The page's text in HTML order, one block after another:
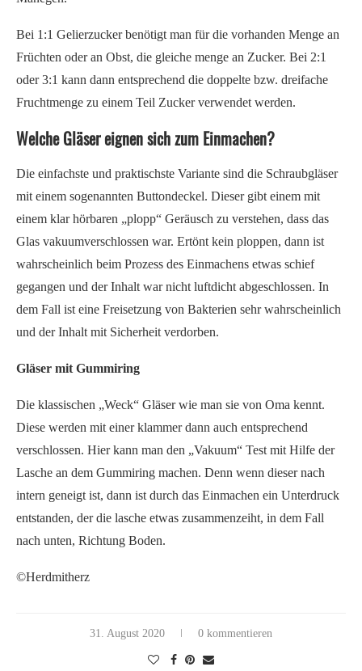
Bei 1:1 Gelierzucker benötigt man für die vorhanden Menge an
Früchten oder an Obst, die gleiche menge an Zucker. Bei 2:1
oder 3:1 kann dann entsprechend die doppelte bzw. dreifache
Fruchtmenge zu einem Teil Zucker verwendet werden.
Welche Gläser eignen sich zum Einmachen?
Die einfachste und praktischste Variante sind die Schraubgläser
mit einem sogenannten Buttondeckel. Dieser gibt einem mit
einem klar hörbaren „plopp“ Geräusch zu verstehen, dass das
Glas vakuumverschlossen war. Ertönt kein ploppen, dann ist
wahrscheinlich beim Prozess des Einmachens etwas schief
gegangen und der Inhalt war nicht luftdicht abgeschlossen. In
dem Fall ist eine Freisetzung von Bakterien sehr wahrscheinlich
und der Inhalt mit Sicherheit verdorben.
Gläser mit Gummiring
Die klassischen „Weck“ Gläser wie man sie von Oma kennt.
Diese werden mit einer klammer dann auch entsprechend
verschlossen. Hier kann man den „Vakuum“ Test mit Hilfe der
Lasche an dem Gummiring machen. Denn wenn dieser nach
intern geneigt ist, dann ist durch das Einmachen ein Unterdruck
entstanden, der die lasche etwas zusammenzeiht, in dem Fall
nach unten, Richtung Boden.
©Herdmitherz
31. August 2020 0 kommentieren